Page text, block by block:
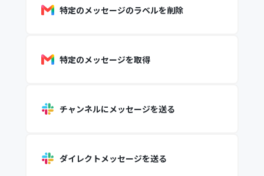
特定のメッセージのラベルを削除
特定のメッセージを取得
チャンネルにメッセージを送る
ダイレクトメッセージを送る